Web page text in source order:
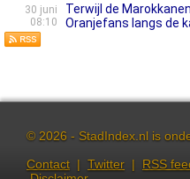
30 juni
08:10
Terwijl de
Oranjefans langs de
© 2026 - StadIndex.nl is
Contact | Twitter | RSS